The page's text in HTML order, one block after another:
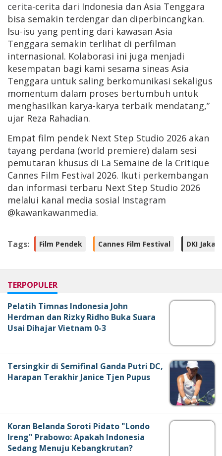
cerita-cerita dari Indonesia dan Asia Tenggara
bisa semakin terdengar dan diperbincangkan.
Isu-isu yang penting dari kawasan Asia
Tenggara semakin terlihat di perfilman
internasional. Kolaborasi ini juga menjadi
kesempatan bagi kami sesama sineas Asia
Tenggara untuk saling berkomunikasi sekaligus
momentum dalam proses bertumbuh untuk
menghasilkan karya-karya terbaik mendatang,”
ujar Reza Rahadian.
Empat film pendek Next Step Studio 2026 akan
tayang perdana (world premiere) dalam sesi
pemutaran khusus di La Semaine de la Critique
Cannes Film Festival 2026. Ikuti perkembangan
dan informasi terbaru Next Step Studio 2026
melalui kanal media sosial Instagram
@kawankawanmedia.
Tags: Film Pendek Cannes Film Festival DKI
TERPOPULER
Pelatih Timnas Indonesia John
Herdman dan Rizky Ridho Buka Suara
Usai Dihajar Vietnam 0-3
Tersingkir di Semifinal Ganda Putri DC,
Harapan Terakhir Janice Tjen Pupus
Koran Belanda Soroti Pidato "Londo
Ireng" Prabowo: Apakah Indonesia
Sedang Menuju Kebangkrutan?